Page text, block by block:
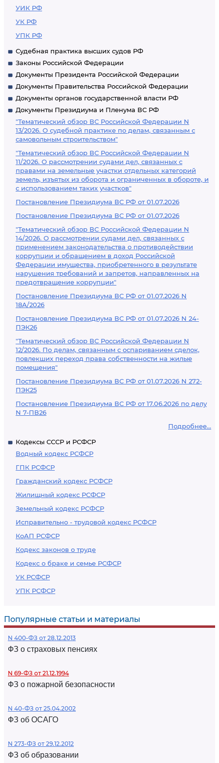
УИК РФ
УК РФ
УПК РФ
Судебная практика высших судов РФ
Законы Российской Федерации
Документы Президента Российской Федерации
Документы Правительства Российской Федерации
Документы органов государственной власти РФ
Документы Президиума и Пленума ВС РФ
"Тематический обзор ВС Российской Федерации N
13/2026. О судебной практике по делам, связанным с
самовольным строительством"
"Тематический обзор ВС Российской Федерации N
11/2026. О рассмотрении судами дел, связанных с
правами на земельные участки отдельных категорий
земель, изъятых из оборота и ограниченных в обороте, и
с использованием таких участков"
Постановление Президиума ВС РФ от 01.07.2026
Постановление Президиума ВС РФ от 01.07.2026
"Тематический обзор ВС Российской Федерации N
14/2026. О рассмотрении судами дел, связанных с
применением законодательства о противодействии
коррупции и обращением в доход Российской
Федерации имущества, приобретенного в результате
нарушения требований и запретов, направленных на
предотвращение коррупции"
Постановление Президиума ВС РФ от 01.07.2026 N
18А/2026
Постановление Президиума ВС РФ от 01.07.2026 N 24-
ПЭК26
"Тематический обзор ВС Российской Федерации N
12/2026. По делам, связанным с оспариванием сделок,
повлекших переход права собственности на жилые
помещения"
Постановление Президиума ВС РФ от 01.07.2026 N 272-
ПЭК25
Постановление Президиума ВС РФ от 17.06.2026 по делу
N 7-ПВ26
Подробнее...
Кодексы СССР и РСФСР
Водный кодекс РСФСР
ГПК РСФСР
Гражданский кодекс РСФСР
Жилищный кодекс РСФСР
Земельный кодекс РСФСР
Исправительно - трудовой кодекс РСФСР
КоАП РСФСР
Кодекс законов о труде
Кодекс о браке и семье РСФСР
УК РСФСР
УПК РСФСР
Популярные статьи и материалы
N 400-ФЗ от 28.12.2013
ФЗ о страховых пенсиях
N 69-ФЗ от 21.12.1994
ФЗ о пожарной безопасности
N 40-ФЗ от 25.04.2002
ФЗ об ОСАГО
N 273-ФЗ от 29.12.2012
ФЗ об образовании